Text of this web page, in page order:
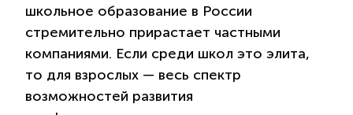
школьное образование в России
стремительно прирастает частными
компаниями. Если среди школ это элита,
то для взрослых — весь спектр
возможностей развития